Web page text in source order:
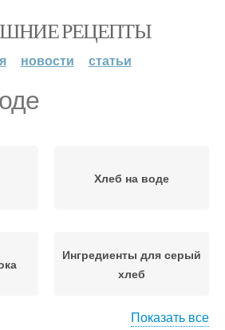
РЕЦЕПТЫ
новости статьи
Хлеб на воде
Ингредиенты для серый
хлеб
Показать все